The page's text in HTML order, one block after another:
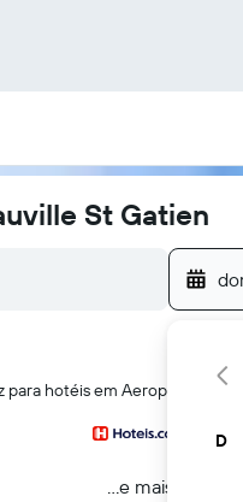
St Gatien
para hotéis em Aeroporto de
...e mais
D